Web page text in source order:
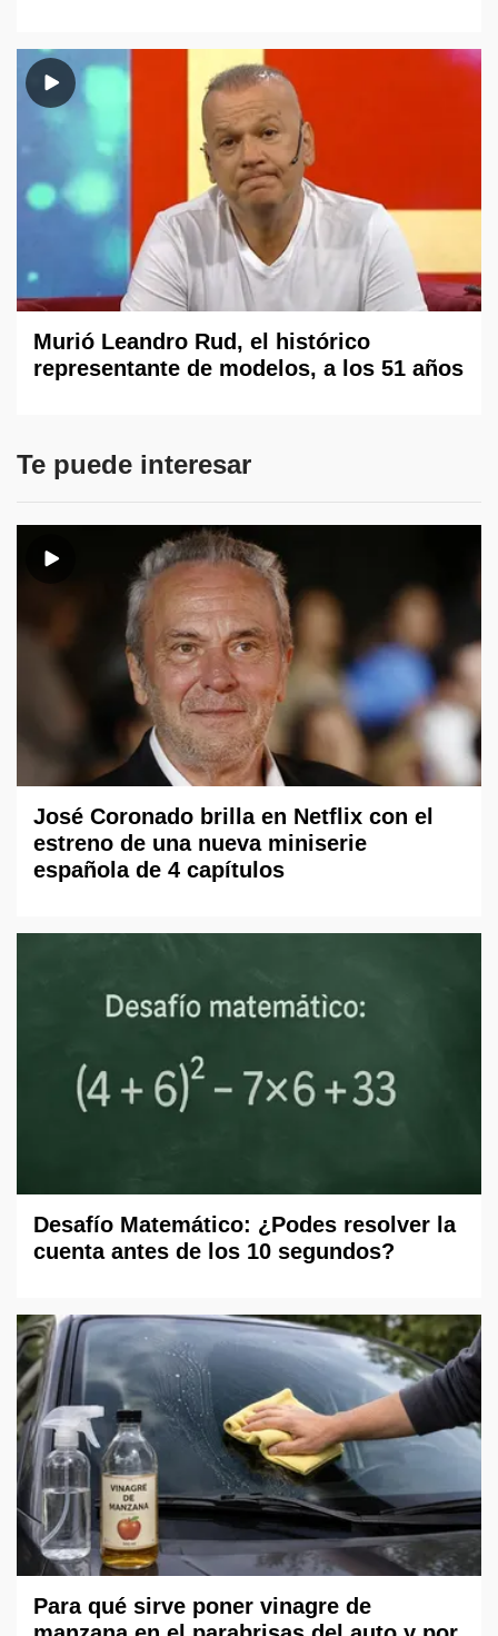
Murió Leandro Rud, el histórico
representante de modelos, a los 51 años
Te puede interesar
José Coronado brilla en Netflix con el
estreno de una nueva miniserie
española de 4 capítulos
Desafío Matemático: ¿Podes resolver la
cuenta antes de los 10 segundos?
Para qué sirve poner vinagre de